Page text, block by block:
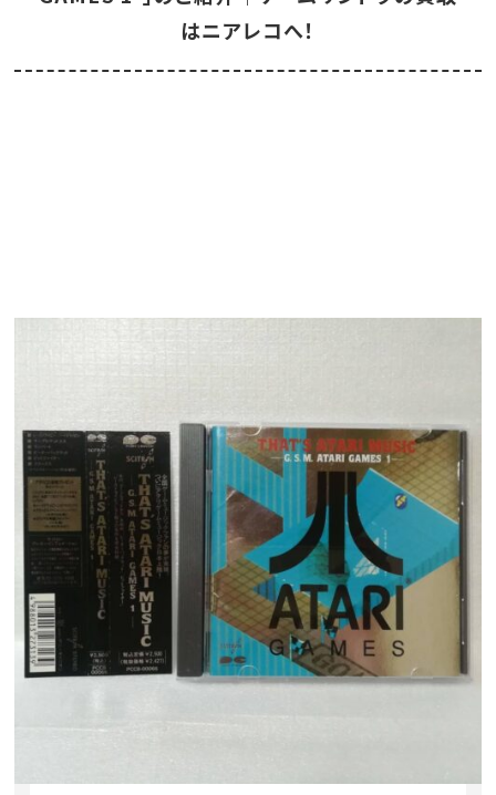
はニアレコへ！